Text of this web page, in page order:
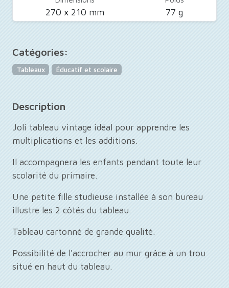
270 x 210 mm 77 g
Catégories:
Tableaux Éducatif et scolaire
Description
Joli tableau vintage idéal pour apprendre les
multiplications et les additions.
Il accompagnera les enfants pendant toute leur
scolarité du primaire.
Une petite fille studieuse installée à son bureau
illustre les 2 côtés du tableau.
Tableau cartonné de grande qualité.
Possibilité de l'accrocher au mur grâce à un trou
situé en haut du tableau.